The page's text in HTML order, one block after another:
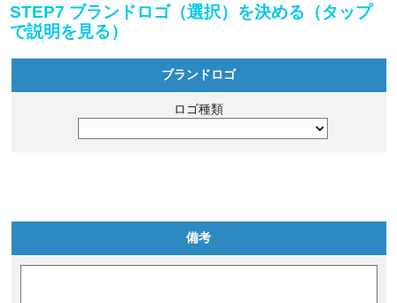
STEP7 ブランドロゴ（選択）を決める（タップ
で説明を見る）
ブランドロゴ
ロゴ種類
備考